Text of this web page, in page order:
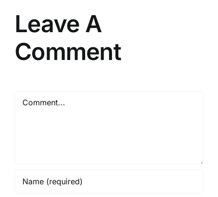
Leave A
Comment